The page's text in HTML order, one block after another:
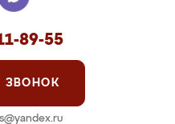
89-55
ЗВОНОК